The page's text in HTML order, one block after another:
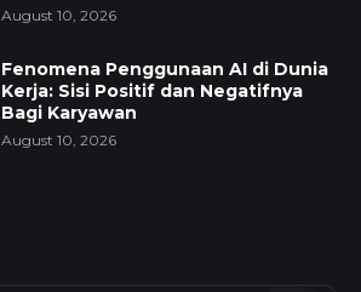
August 10, 2026
Fenomena Penggunaan AI di Dunia
Kerja: Sisi Positif dan Negatifnya
Bagi Karyawan
August 10, 2026